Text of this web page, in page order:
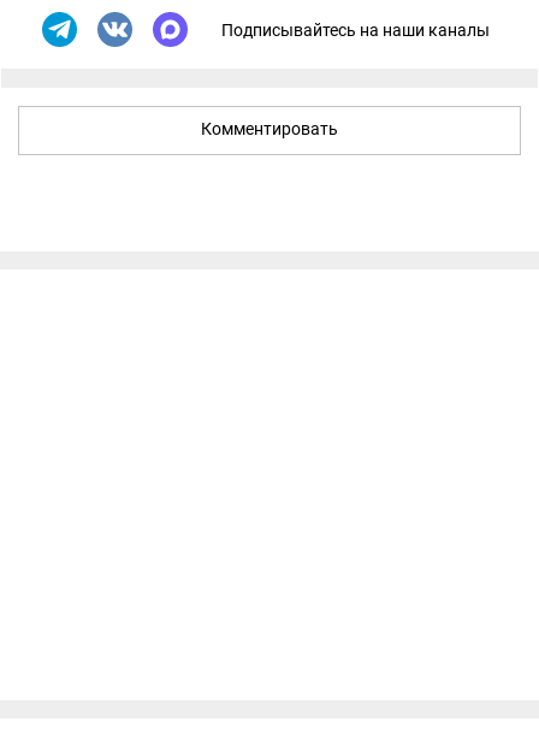
Подписывайтесь на наши каналы
Комментировать